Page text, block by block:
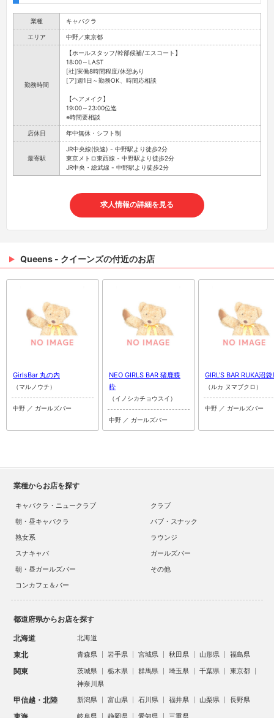
業種 キャバクラ
エリア 中野／東京都
勤務時間
【ホールスタッフ/幹部候補/エスコート】
18:00～LAST
[社]実働8時間程度/休憩あり
[ア]週1日～勤務OK、時間応相談
【ヘアメイク】
19:00～23:00位迄
※時間要相談
店休日 年中無休・シフト制
最寄駅
JR中央線(快速) - 中野駅より徒歩2分
東京メトロ東西線 - 中野駅より徒歩2分
JR中央・総武線 - 中野駅より徒歩2分
求人情報の詳細を見る
Queens - クイーンズの付近のお店
GirlsBar 丸の内
（マルノウチ）
中野 ／ ガールズバー
NEO GIRLS BAR 猪鹿蝶
粋
（イノシカチョウスイ）
中野 ／ ガールズバー
GIRL'S BAR RUKA沼袋
（ルカ ヌマブクロ）
中野 ／ ガールズバー
業種からお店を探す
キャバクラ・ニュークラブ
クラブ
朝・昼キャバクラ
パブ・スナック
熟女系
ラウンジ
スナキャバ
ガールズバー
朝・昼ガールズバー
その他
コンカフェ＆バー
都道府県からお店を探す
北海道 北海道
東北 青森県 岩手県 宮城県 秋田県 山形県 福島県
関東 茨城県 栃木県 群馬県 埼玉県 千葉県
東京都
神奈川県
甲信越・北陸 新潟県 富山県 石川県 福井県 山梨県 長野県
岐阜県 静岡県 愛知県 三重県